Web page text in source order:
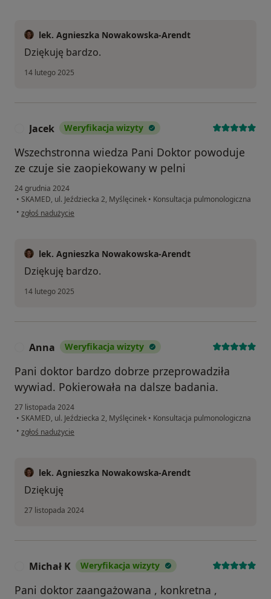
lek. Agnieszka Nowakowska-Arendt
Dziękuję bardzo.
14 lutego 2025
Jacek Weryfikacja wizyty
Wszechstronna wiedza Pani Doktor powoduje
ze czuje sie zaopiekowany w pelni
24 grudnia 2024
• SKAMED, ul. Jeździecka 2, Myślęcinek • Konsultacja pulmonologiczna
• w opinii użytkownika Jacek
zgłoś nadużycie
lek. Agnieszka Nowakowska-Arendt
Dziękuję bardzo.
14 lutego 2025
Anna Weryfikacja wizyty
Pani doktor bardzo dobrze przeprowadziła
wywiad. Pokierowała na dalsze badania.
27 listopada 2024
• SKAMED, ul. Jeździecka 2, Myślęcinek • Konsultacja pulmonologiczna
• w opinii użytkownika Anna
zgłoś nadużycie
lek. Agnieszka Nowakowska-Arendt
Dziękuję
27 listopada 2024
Michał K Weryfikacja wizyty
Pani doktor zaangażowana , konkretna ,